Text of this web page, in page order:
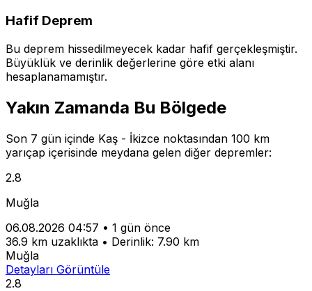
Hafif Deprem
Bu deprem hissedilmeyecek kadar hafif gerçekleşmiştir.
Büyüklük ve derinlik değerlerine göre etki alanı
hesaplanamamıştır.
Yakın Zamanda Bu Bölgede
Son 7 gün içinde Kaş - İkizce noktasından 100 km
yarıçap içerisinde meydana gelen diğer depremler:
2.8
Muğla
06.08.2026 04:57 • 1 gün önce
36.9 km uzaklıkta • Derinlik: 7.90 km
Muğla
Detayları Görüntüle
2.8